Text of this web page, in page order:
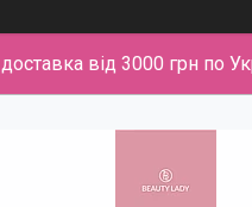
від 3000 грн по